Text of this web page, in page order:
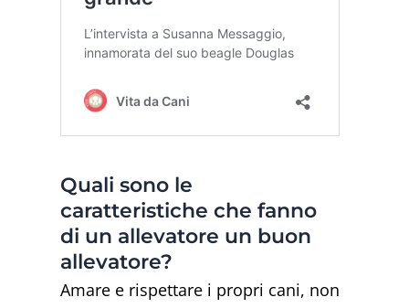
Quali sono le
caratteristiche che fanno
di un allevatore un buon
allevatore?
Amare e rispettare i propri cani, non